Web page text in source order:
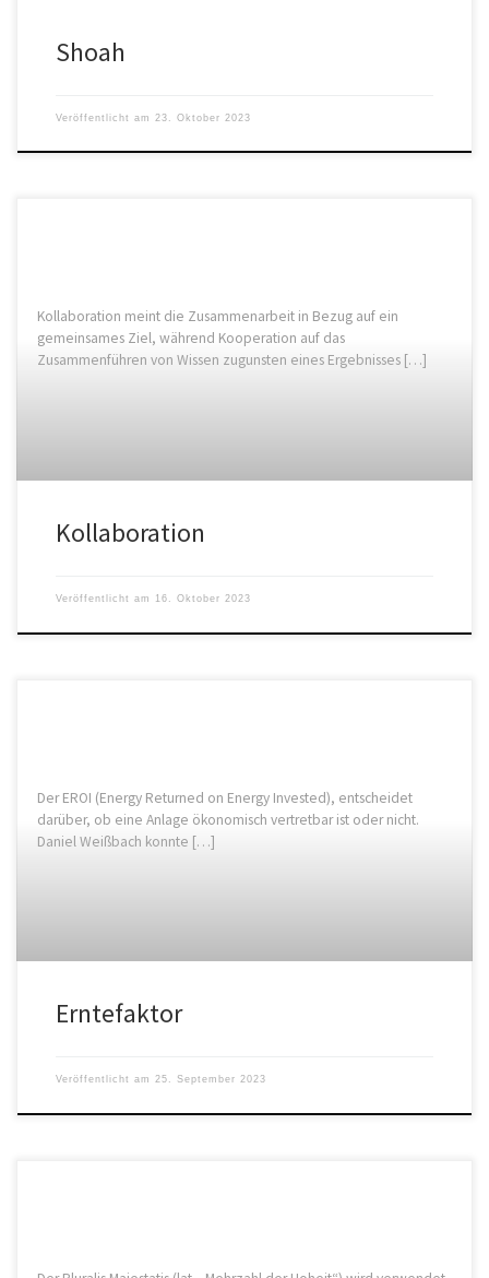
Shoah
Veröffentlicht am 23. Oktober 2023
Kollaboration meint die Zusammenarbeit in Bezug auf ein
gemeinsames Ziel, während Kooperation auf das
Zusammenführen von Wissen zugunsten eines Ergebnisses […]
Kollaboration
Veröffentlicht am 16. Oktober 2023
Der EROI (Energy Returned on Energy Invested), entscheidet
darüber, ob eine Anlage ökonomisch vertretbar ist oder nicht.
Daniel Weißbach konnte […]
Erntefaktor
Veröffentlicht am 25. September 2023